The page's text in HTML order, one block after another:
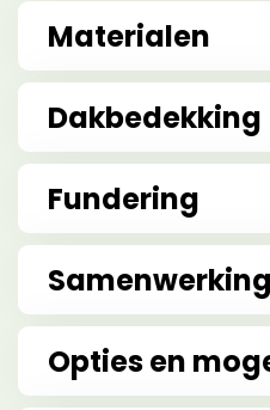
Materialen
Dakbedekking
Fundering
Opties en